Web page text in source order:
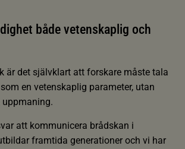
både vetenskaplig och
är det självklart att forskare måste tala
en vetenskaplig parameter, utan
att kommunicera brådskan i
framtida generationer och vi har